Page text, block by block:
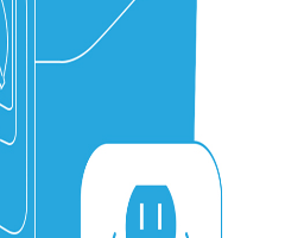
м. Київ, вул. Анни Ахматової, 30
Палац "Україна"
м. Київ, вул. Казимира Малевича,
87